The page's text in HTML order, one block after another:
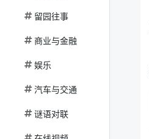
留园往事
商业与金融
娱乐
汽车与交通
谜语对联